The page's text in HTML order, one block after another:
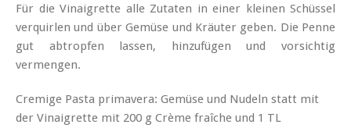
Für die Vinaigrette alle Zutaten in einer kleinen Schüssel
verquirlen und über Gemüse und Kräuter geben. Die Penne
gut abtropfen lassen, hinzufügen und vorsichtig
vermengen.
Cremige Pasta primavera: Gemüse und Nudeln statt mit
der Vinaigrette mit 200 g Crème fraîche und 1 TL